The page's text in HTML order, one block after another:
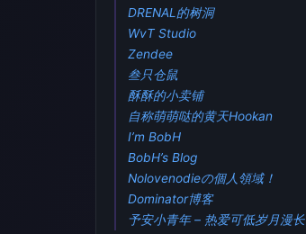
DRENAL的树洞
WvT Studio
Zendee
叁只仓鼠
酥酥的小卖铺
自称萌萌哒的黄天Hookan
I’m BobH
BobH’s Blog
Nolovenodieの個人領域！
Dominator博客
予安小青年 – 热爱可低岁月漫长